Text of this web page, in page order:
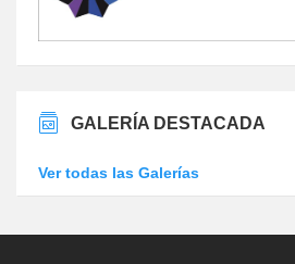
GALERÍA DESTACADA
Ver todas las Galerías